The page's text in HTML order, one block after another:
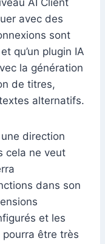
AI Client
avec des
sont
qu’un plugin IA
la génération
de titres,
alternatifs.
direction
cela ne veut
dans son
et les
pourra être très